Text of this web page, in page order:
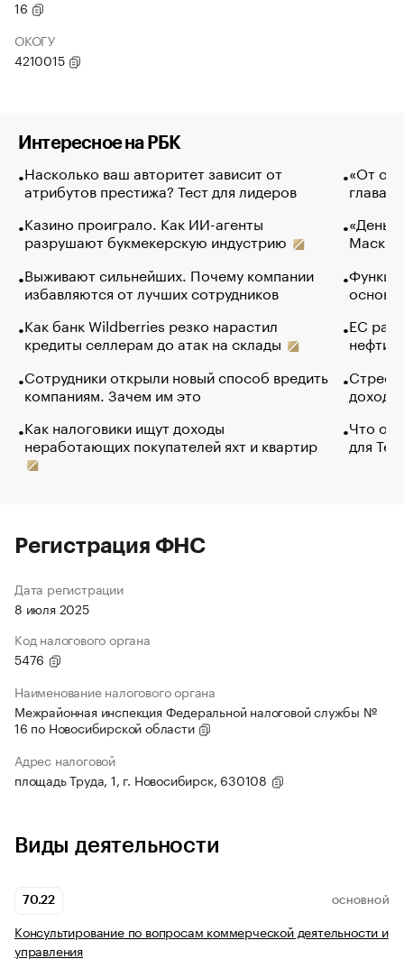
16
ОКОГУ
4210015
Интересное на РБК
Насколько ваш авторитет зависит от
атрибутов престижа? Тест для лидеров
Казино проиграло. Как ИИ-агенты
разрушают букмекерскую индустрию
Выживают сильнейших. Почему компании
избавляются от лучших сотрудников
Как банк Wildberries резко нарастил
кредиты селлерам до атак на склады
Сотрудники открыли новый способ вредить
компаниям. Зачем им это
Как налоговики ищут доходы
неработающих покупателей яхт и квартир
«От
глава
Маск в
основ
ЕС
нефти
Что
для
Регистрация ФНС
Дата регистрации
8 июля 2025
Код налогового органа
5476
Наименование налогового органа
Межрайонная инспекция Федеральной налоговой службы №
16 по Новосибирской области
Адрес налоговой
площадь Труда, 1, г. Новосибирск, 630108
Виды деятельности
70.22 ОСНОВНОЙ
Консультирование по вопросам коммерческой деятельности и
управления